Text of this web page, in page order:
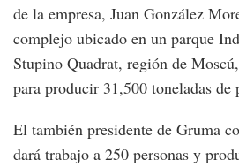
de la empresa, Juan González
complejo ubicado en un parque
Stupino Quadrat, región de
para producir 31,500 toneladas de
El también presidente de Gruma
dará trabajo a 250 personas y